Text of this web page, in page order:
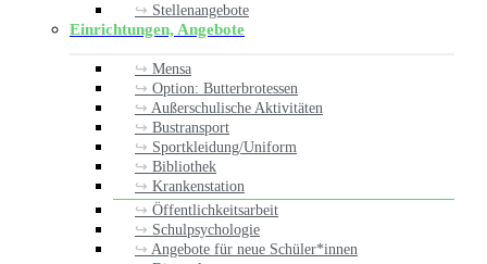
Stellenangebote
Einrichtungen, Angebote
Mensa
Option: Butterbrotessen
Außerschulische Aktivitäten
Bustransport
Sportkleidung/Uniform
Bibliothek
Krankenstation
Öffentlichkeitsarbeit
Schulpsychologie
Angebote für neue Schüler*innen